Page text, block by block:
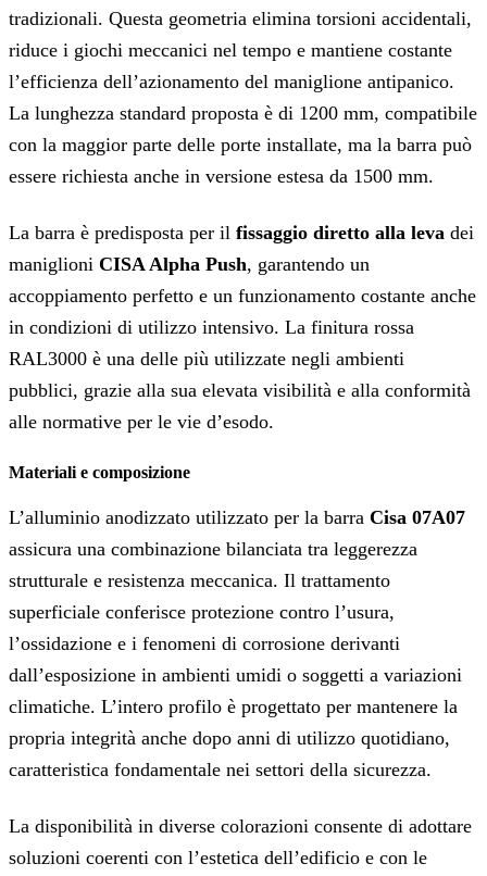
tradizionali. Questa geometria elimina torsioni accidentali,
riduce i giochi meccanici nel tempo e mantiene costante
l’efficienza dell’azionamento del maniglione antipanico.
La lunghezza standard proposta è di 1200 mm, compatibile
con la maggior parte delle porte installate, ma la barra può
essere richiesta anche in versione estesa da 1500 mm.
La barra è predisposta per il fissaggio diretto alla leva dei
maniglioni CISA Alpha Push, garantendo un
accoppiamento perfetto e un funzionamento costante anche
in condizioni di utilizzo intensivo. La finitura rossa
RAL3000 è una delle più utilizzate negli ambienti
pubblici, grazie alla sua elevata visibilità e alla conformità
alle normative per le vie d’esodo.
Materiali e composizione
L’alluminio anodizzato utilizzato per la barra Cisa 07A07
assicura una combinazione bilanciata tra leggerezza
strutturale e resistenza meccanica. Il trattamento
superficiale conferisce protezione contro l’usura,
l’ossidazione e i fenomeni di corrosione derivanti
dall’esposizione in ambienti umidi o soggetti a variazioni
climatiche. L’intero profilo è progettato per mantenere la
propria integrità anche dopo anni di utilizzo quotidiano,
caratteristica fondamentale nei settori della sicurezza.
La disponibilità in diverse colorazioni consente di adottare
soluzioni coerenti con l’estetica dell’edificio e con le